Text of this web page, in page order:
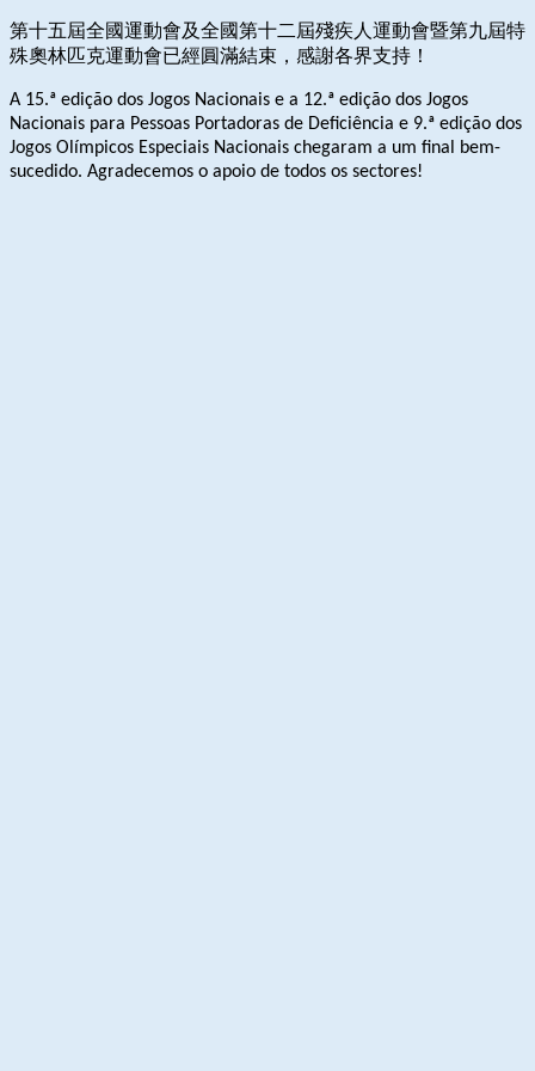
第十五屆全國運動會及全國第十二屆殘疾人運動會暨第九屆特
殊奧林匹克運動會已經圓滿結束，感謝各界支持！
A 15.ª edição dos Jogos Nacionais e a 12.ª edição dos Jogos
Nacionais para Pessoas Portadoras de Deficiência e 9.ª edição dos
Jogos Olímpicos Especiais Nacionais chegaram a um final bem-
sucedido. Agradecemos o apoio de todos os sectores!